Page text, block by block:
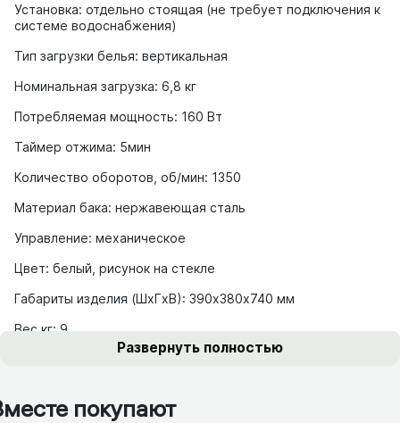
Установка: отдельно стоящая (не требует подключения к
системе водоснабжения)
Тип загрузки белья: вертикальная
Номинальная загрузка: 6,8 кг
Потребляемая мощность: 160 Вт
Таймер отжима: 5мин
Количество оборотов, об/мин: 1350
Материал бака: нержавеющая сталь
Управление: механическое
Цвет: белый, рисунок на стекле
Габариты изделия (ШxГxВ): 390х380х740 мм
Вес,кг: 9
Развернуть полностью
покупают